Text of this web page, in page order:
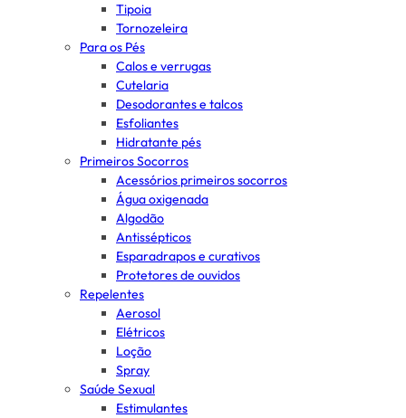
Tipoia
Tornozeleira
Para os Pés
Calos e verrugas
Cutelaria
Desodorantes e talcos
Esfoliantes
Hidratante pés
Primeiros Socorros
Acessórios primeiros socorros
Água oxigenada
Algodão
Antissépticos
Esparadrapos e curativos
Protetores de ouvidos
Repelentes
Aerosol
Elétricos
Loção
Spray
Saúde Sexual
Estimulantes